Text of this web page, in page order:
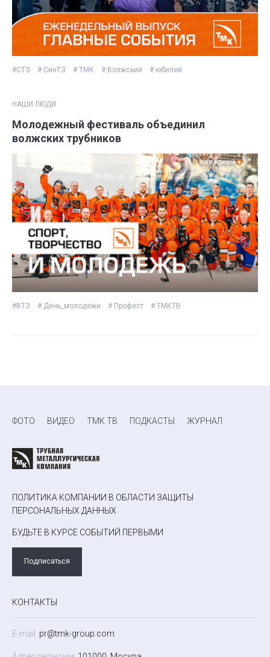
#СТЗ # СинТЗ # ТМК # Волжский # юбилей
НАШИ ЛЮДИ
Молодежный фестиваль объединил
волжских трубников
#ВТЗ # День_молодежи # Профест # ТМКТВ
ФОТО ВИДЕО ТМК ТВ ПОДКАСТЫ ЖУРНАЛ
ПОЛИТИКА КОМПАНИИ В ОБЛАСТИ ЗАЩИТЫ
ПЕРСОНАЛЬНЫХ ДАННЫХ
БУДЬТЕ В КУРСЕ СОБЫТИЙ ПЕРВЫМИ
Подписаться
КОНТАКТЫ
E-mail: pr@tmk-group.com